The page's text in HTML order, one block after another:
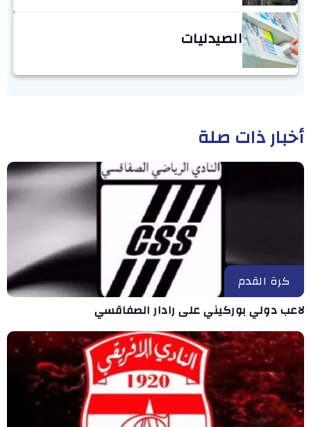
الصيدليات
أخبار ذات صلة
كرة القدم
لاعب دولي بوركيني على رادار الصفاقسي